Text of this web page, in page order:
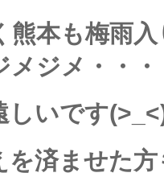
熊本も梅雨
ジメ・・・
しいです
を済ませた方